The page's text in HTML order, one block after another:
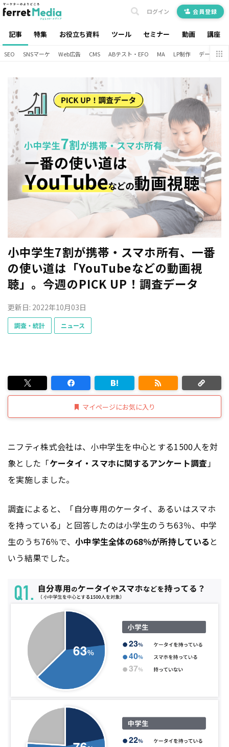
記事 特集 お役立ち資料 ツール セミナー 動画 講座
ログイン 会員登録
SEO SNSマーケ Web広告 CMS ABテスト・EFO MA LP制作 データ分析
小中学生7割が携帯・スマホ所有、一番
の使い道は「YouTubeなどの動画視
聴」。今週のPICK UP！調査データ
更新日: 2022年10月03日
調査・統計 ニュース
マイページにお気に入り
ニフティ株式会社は、小中学生を中心とする1500人を対
象とした「ケータイ・スマホに関するアンケート調査」
を実施しました。
調査によると、「自分専用のケータイ、あるいはスマホ
を持っている」と回答したのは小学生のうち63％、中学
生のうち76％で、 小中学生全体の68％が所持している と
いう結果でした。